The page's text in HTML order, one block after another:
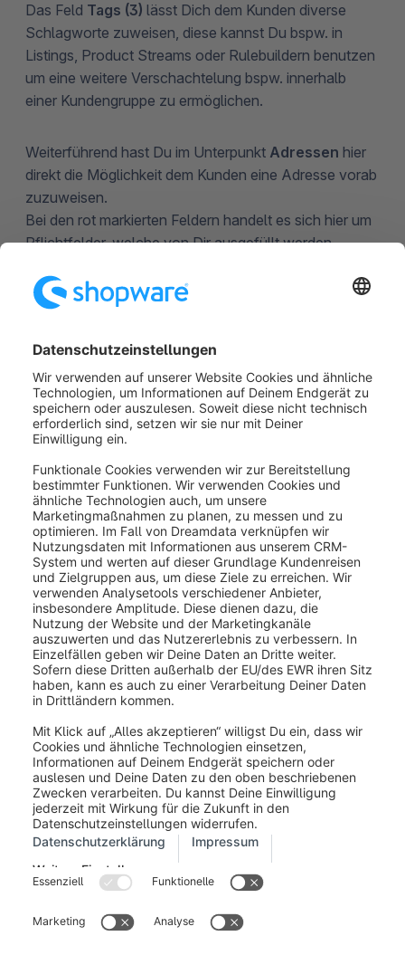
Das Feld Tags (3) lässt Dich dem Kunden diverse
Schlagworte zuweisen, diese kannst Du bspw. in
Listings, Product Streams oder Rulebuildern benutzen
um eine weitere Verschachtelung bspw. innerhalb
einer Kundengruppe zu ermöglichen.
Weiterführend hast Du im Unterpunkt Adressen hier
direkt die Möglichkeit dem Kunden eine Adresse vorab
zuzuweisen.
Bei den rot markierten Feldern handelt es sich hier um
Pflichtfelder, welche von Dir ausgefüllt werden
War dieser Artikel hilfreich?
Impressum